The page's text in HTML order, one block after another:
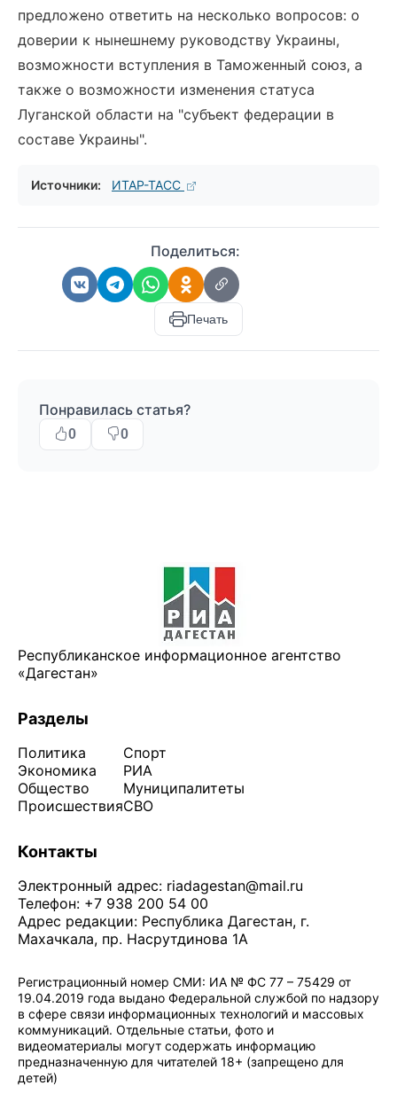
предложено ответить на несколько вопросов: о
доверии к нынешнему руководству Украины,
возможности вступления в Таможенный союз, а
также о возможности изменения статуса
Луганской области на "субъект федерации в
составе Украины".
Источники: ИТАР-ТАСС
Поделиться:
Печать
Понравилась статья?
0 0
Республиканское информационное агентство
«Дагестан»
Разделы
Политика
Экономика
Общество
Происшествия
Спорт
РИА
Муниципалитеты
СВО
Контакты
Электронный адрес: riadagestan@mail.ru
Телефон: +7 938 200 54 00
Адрес редакции: Республика Дагестан, г.
Махачкала, пр. Насрутдинова 1А
Регистрационный номер СМИ: ИА № ФС 77 – 75429 от
19.04.2019 года выдано Федеральной службой по надзору
в сфере связи информационных технологий и массовых
коммуникаций. Отдельные статьи, фото и
видеоматериалы могут содержать информацию
предназначенную для читателей 18+ (запрещено для
детей)